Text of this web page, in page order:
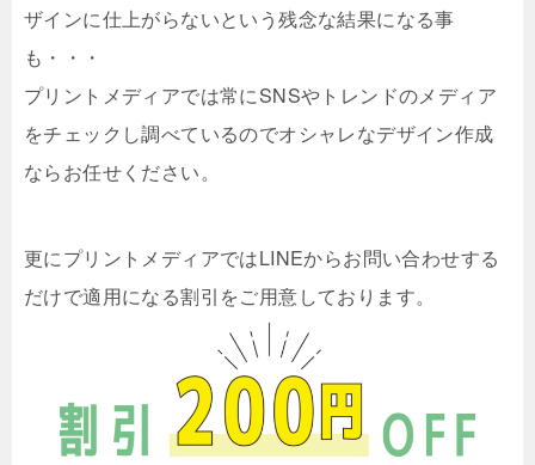
ザインに仕上がらないという残念な結果になる事
も・・・
プリントメディアでは常にSNSやトレンドのメディア
をチェックし調べているのでオシャレなデザイン作成
ならお任せください。
更にプリントメディアではLINEからお問い合わせする
だけで適用になる割引をご用意しております。